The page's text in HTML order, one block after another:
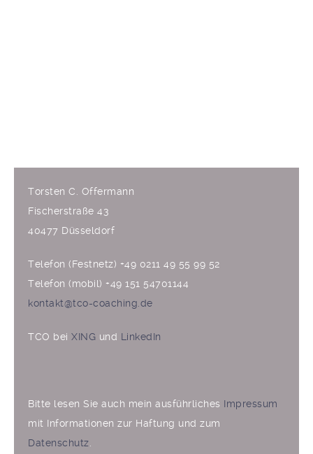
Torsten C. Offermann
Fischerstraße 43
40477 Düsseldorf
Telefon (Festnetz) +49 0211 49 55 99 52
Telefon (mobil) +49 151 54701144
kontakt@tco-coaching.de
TCO bei XING und LinkedIn
Bitte lesen Sie auch mein ausführliches Impressum
mit Informationen zur Haftung und zum
Datenschutz